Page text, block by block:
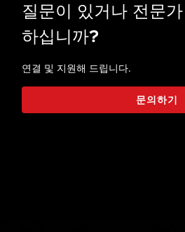
질문이 있거나 전문
하십니까?
연결 및 지원해 드립니다.
문의하기